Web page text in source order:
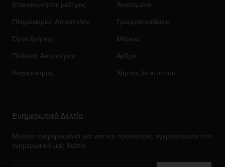
Επικοινωνήστε μαζί μας
Πληροφορίες Αποστολής
Όροι Χρήσης
Πολιτική Απορρήτου
Λογαριασμός
Αγαπημένα
Γραμματοκιβώτιο
Μάρκες
Άρθρα
Χάρτης Ιστιότοπου
Ενημερωτικά Δελτία
Μείνετε ενημερωμένοι για νέα και προσφορές εγγραφόμενοι στο
ενημερωτικό μας δελτίο